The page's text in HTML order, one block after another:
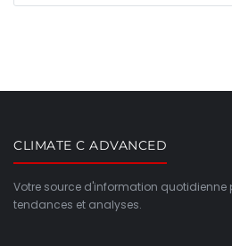
CLIMATE C ADVANCED
Votre source d'information quotidienne
tendances et analyses.